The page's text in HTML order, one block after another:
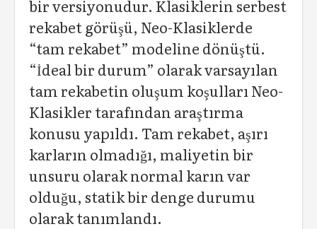
bir versiyonudur. Klasiklerin serbest
rekabet görüşü, Neo-Klasiklerde
“tam rekabet” modeline dönüştü.
“İdeal bir durum” olarak varsayılan
tam rekabetin oluşum koşulları Neo-
Klasikler tarafından araştırma
konusu yapıldı. Tam rekabet, aşırı
karların olmadığı, maliyetin bir
unsuru olarak normal karın var
olduğu, statik bir denge durumu
olarak tanımlandı.